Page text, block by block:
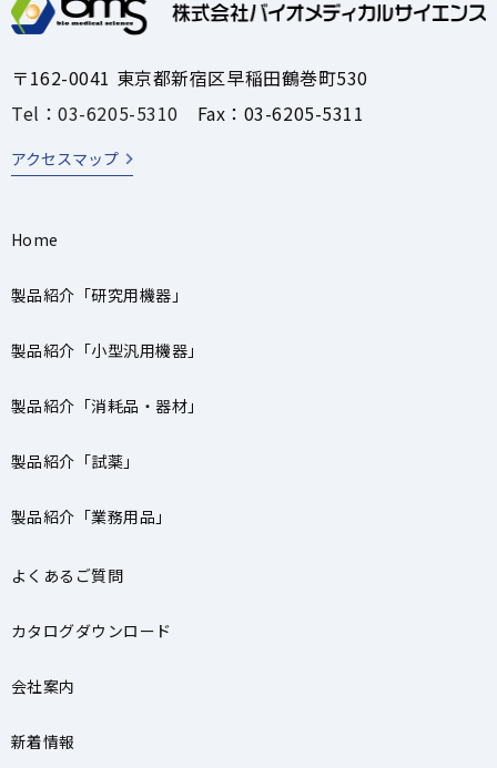
〒162-0041 東京都新宿区早稲田鶴巻町530
Tel：03-6205-5310 Fax：03-6205-5311
アクセスマップ
Home
製品紹介「研究用機器」
製品紹介「小型汎用機器」
製品紹介「消耗品・器材」
製品紹介「試薬」
製品紹介「業務用品」
よくあるご質問
カタログダウンロード
会社案内
新着情報